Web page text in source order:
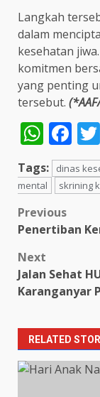
Langkah
dalam
kesehatan
komitmen
yang penting
tersebut.
Tags: dinas
mental
skrining
Post
Previous
Penertiban
Next
Jalan Sehat
Karanganyar
RELATED